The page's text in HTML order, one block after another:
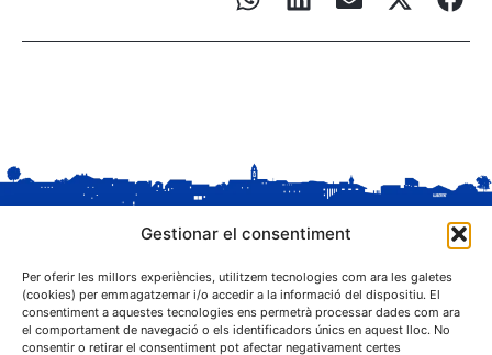
Gestionar el consentiment
Per oferir les millors experiències, utilitzem tecnologies com ara les galetes
(cookies) per emmagatzemar i/o accedir a la informació del dispositiu. El
consentiment a aquestes tecnologies ens permetrà processar dades com ara
el comportament de navegació o els identificadors únics en aquest lloc. No
consentir o retirar el consentiment pot afectar negativament certes
C. Sant Josep, 1